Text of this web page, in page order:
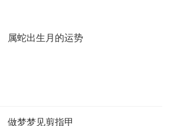
属蛇出生月的运势
做梦梦见剪指甲